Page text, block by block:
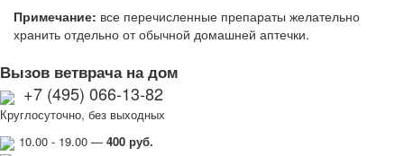
Примечание: все перечисленные препараты желательно
хранить отдельно от обычной домашней аптечки.
Вызов ветврача на дом
+7 (495) 066-13-82
Круглосуточно, без выходных
10.00 - 19.00 — 400 руб.